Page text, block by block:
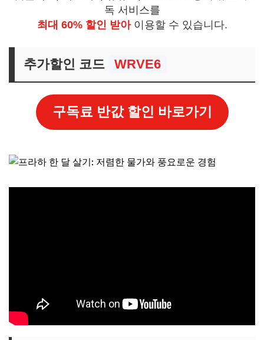
독 서비스를
최대 60% 할인 받아이용할 수 있습니다.
추가할인 코드 WRVE6
구독료 반값 할인 바로가기